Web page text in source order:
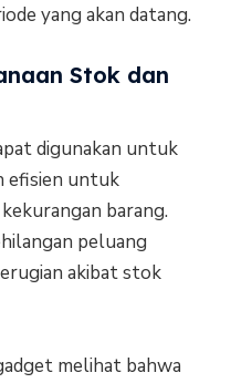
yang akan datang.
Stok dan
digunakan untuk
efisien untuk
barang.
peluang
akibat stok
melihat bahwa